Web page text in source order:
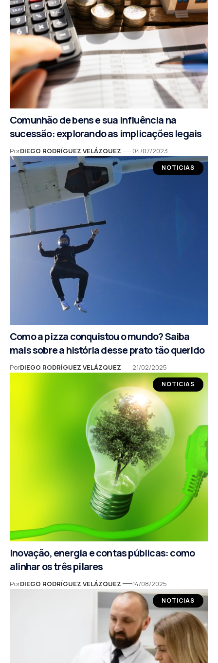
Comunhão de bens e sua influência na
sucessão: explorando as implicações legais
PorDIEGO RODRÍGUEZ VELÁZQUEZ 04/07/2023
NOTICIAS
Como a pizza conquistou o mundo? Saiba
mais sobre a história desse prato tão querido
PorDIEGO RODRÍGUEZ VELÁZQUEZ 21/02/2025
NOTICIAS
Inovação, energia e contas públicas: como
alinhar os três pilares
PorDIEGO RODRÍGUEZ VELÁZQUEZ 14/08/2025
NOTICIAS